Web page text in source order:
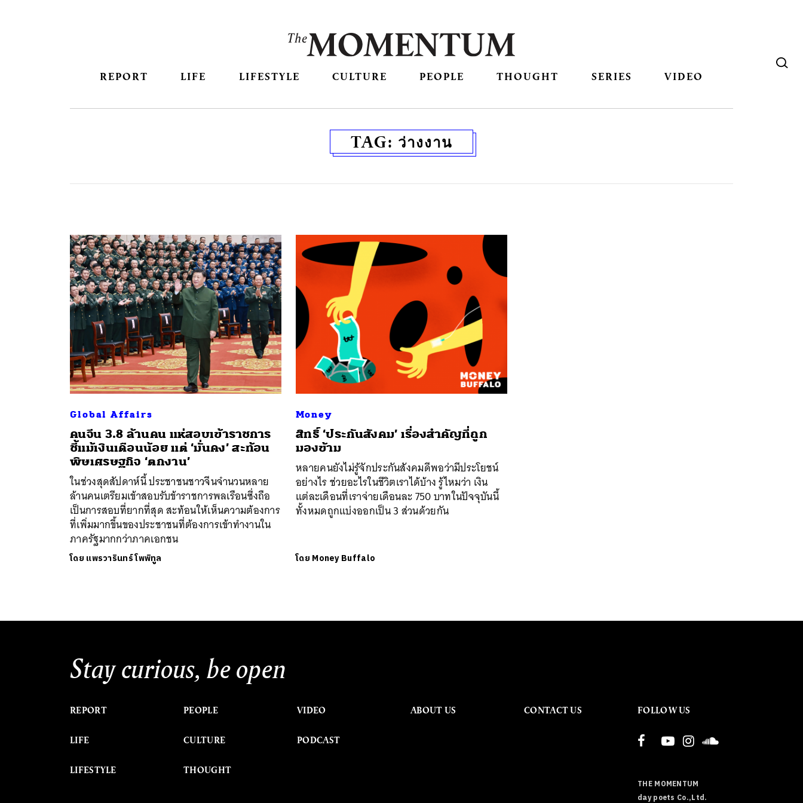
REPORT LIFE LIFESTYLE CULTURE PEOPLE THOUGHT SERIES VIDEO
TAG: ว่างงาน
Global Affairs
คนจีน 3.8 ล้านคน แห่สอบเข้าราชการ
ชี้แม้เงินเดือนน้อย แต่ ‘มั่นคง’ สะท้อน
พิษเศรษฐกิจ ‘ตกงาน’
ในช่วงสุดสัปดาห์นี้ ประชาชนชาวจีนจำนวนหลาย
ล้านคนเตรียมเข้าสอบรับข้าราชการพลเรือนซึ่งถือ
เป็นการสอบที่ยากที่สุด สะท้อนให้เห็นความต้องการ
ที่เพิ่มมากขึ้นของประชาชนที่ต้องการเข้าทำงานใน
ภาครัฐมากกว่าภาคเอกชน
โดย แพรวารินทร์ โพพิทูล
Money
สิทธิ์ ‘ประกันสังคม’ เรื่องสำคัญที่ถูก
มองข้าม
หลายคนยังไม่รู้จักประกันสังคมดีพอว่ามีประโยชน์
อย่างไร ช่วยอะไรในชีวิตเราได้บ้าง รู้ไหมว่า เงิน
แต่ละเดือนที่เราจ่ายเดือนละ 750 บาทในปัจจุบันนี้
ทั้งหมดถูกแบ่งออกเป็น 3 ส่วนด้วยกัน
โดย Money Buffalo
Stay curious, be open
REPORT
LIFE
LIFESTYLE
PEOPLE
CULTURE
THOUGHT
VIDEO
PODCAST
ABOUT US CONTACT US FOLLOW US
THE MOMENTUM
day poets Co.,Ltd.
SHARE TWEET LINE EMAIL